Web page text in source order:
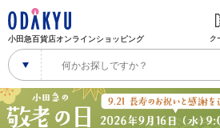
小田急百貨店オンラインショッピング ク